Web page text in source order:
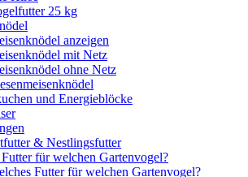
25 kg
anzeigen
mit Netz
ohne Netz
und Energieblöcke
& Nestlingsfutter
für welchen Gartenvogel?
Futter für welchen Gartenvogel?